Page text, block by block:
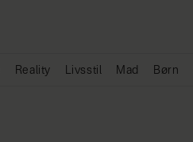
Reality Livsstil Mad Børn